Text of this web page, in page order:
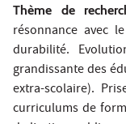
Thème de
résonnance avec
durabilité.
grandissante des
extra-scolaire).
curriculums de